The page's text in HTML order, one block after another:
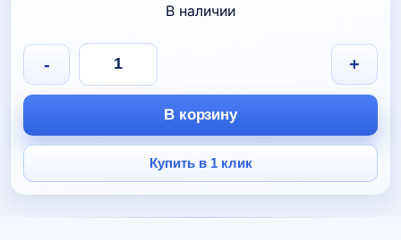
В наличии
Количество
товара
Кроссовки
ASICS
BEYOND
6
- +
В корзину
Купить в 1 клик